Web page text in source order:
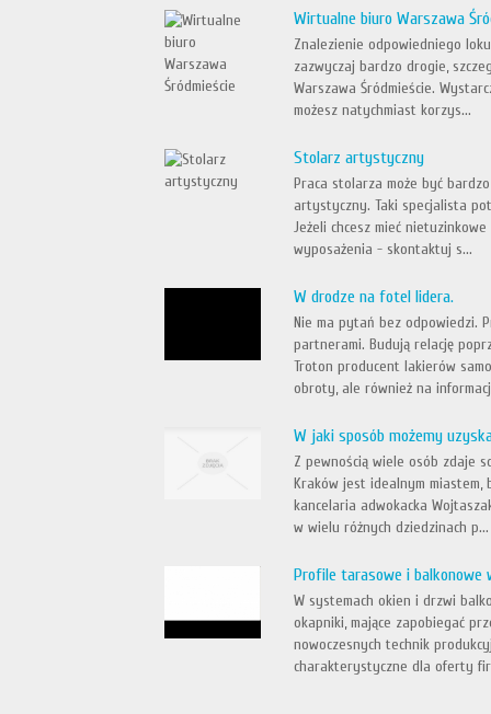
Wirtualne biuro Warszawa
Znalezienie odpowiedniego
zazwyczaj bardzo drogie,
Warszawa Śródmieście.
możesz natychmiast korzys...
Stolarz artystyczny
Praca stolarza może być
artystyczny. Taki specjalista
Jeżeli chcesz mieć
wyposażenia - skontaktuj s...
W drodze na fotel lidera.
Nie ma pytań bez odpowiedzi.
partnerami. Budują relację
Troton producent lakierów
obroty, ale również na
W jaki sposób możemy
Z pewnością wiele osób zdaje
Kraków jest idealnym
kancelaria adwokacka
w wielu różnych dziedzinach p...
Profile tarasowe i balkonowe
W systemach okien i drzwi
okapniki, mające zapobiegać
nowoczesnych technik
charakterystyczne dla oferty